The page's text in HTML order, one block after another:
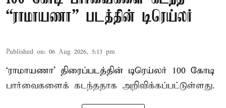
“ராமாயணா” படத்தின் டிரெய்லர்
Published on: 06 Aug 2026, 5:13 pm
‘ராமாயணா’ திரைப்படத்தின் டிரெய்லர் 100 கோடி
பார்வைகளைக் கடந்ததாக அறிவிக்கப்பட்டுள்ளது.